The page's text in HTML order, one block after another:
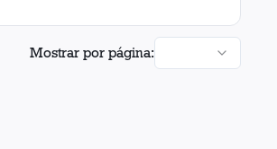
Mostrar por página: